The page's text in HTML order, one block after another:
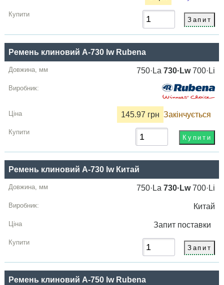
Ремень клиновий A-730 lw Rubena
750·La730·Lw700·Li
145.97 грн Закінчується
Ремень клиновий A-730 lw Китай
750·La730·Lw700·Li
Китай
Запит поставки
Ремень клиновий A-750 lw Rubena